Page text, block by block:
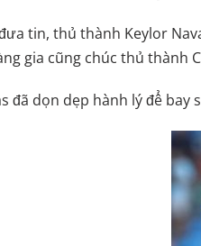
tin, thủ thành Keylor
gia cũng chúc thủ thành
đã dọn dẹp hành lý để bay